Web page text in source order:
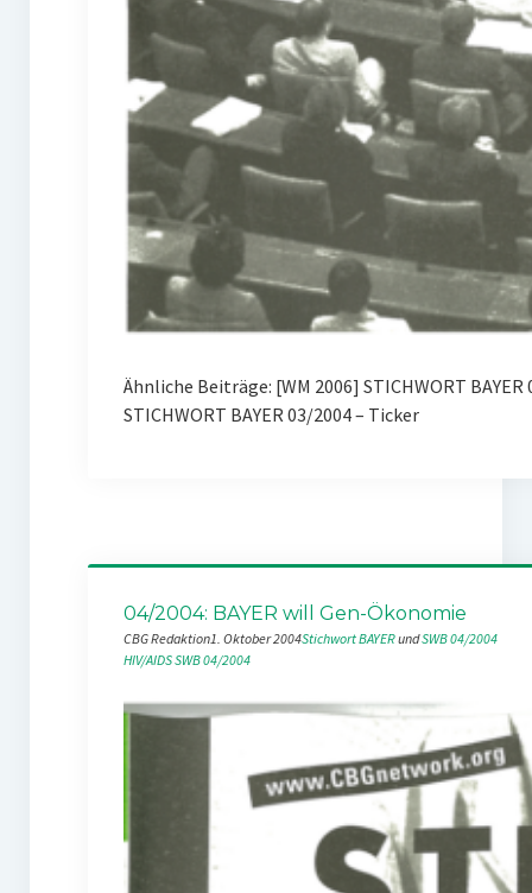
Ähnliche Beiträge: [WM 2006] STICHWORT
STICHWORT BAYER 03/2004 – Ticker
04/2004: BAYER will Gen-Ökonomie
CBG Redaktion1. Oktober 2004Stichwort BAYER und SWB 04/2004
HIV/AIDSSWB 04/2004